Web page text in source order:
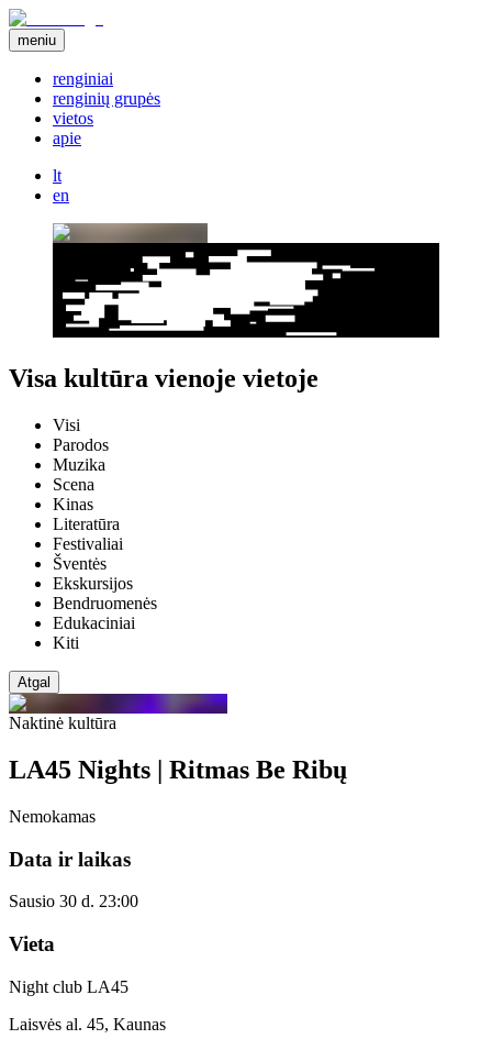
meniu
renginiai
renginių grupės
vietos
apie
lt
en
Visa kultūra vienoje vietoje
Visi
Parodos
Muzika
Scena
Kinas
Literatūra
Festivaliai
Šventės
Ekskursijos
Bendruomenės
Edukaciniai
Kiti
Atgal
Naktinė kultūra
LA45 Nights | Ritmas Be Ribų
Nemokamas
Data ir laikas
Sausio 30 d. 23:00
Vieta
Night club LA45
Laisvės al. 45, Kaunas